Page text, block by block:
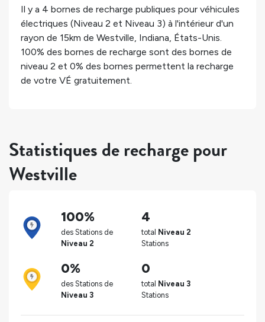
Il y a 4 bornes de recharge publiques pour véhicules
électriques (Niveau 2 et Niveau 3) à l'intérieur d'un
rayon de 15km de Westville, Indiana, États-Unis.
100% des bornes de recharge sont des bornes de
niveau 2 et 0% des bornes permettent la recharge
de votre VÉ gratuitement.
Statistiques de recharge pour
Westville
100%
des Stations de
Niveau 2
4
total Niveau 2
Stations
0%
des Stations de
Niveau 3
0
total Niveau 3
Stations